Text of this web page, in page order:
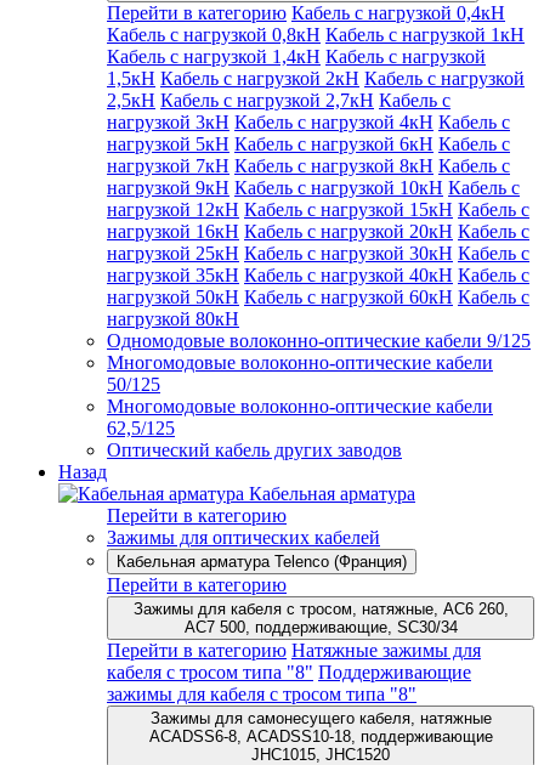
Перейти в категорию Кабель с нагрузкой 0,4кН
Кабель с нагрузкой 0,8кН Кабель с нагрузкой 1кН
Кабель с нагрузкой 1,4кН Кабель с нагрузкой
1,5кН Кабель с нагрузкой 2кН Кабель с нагрузкой
2,5кН Кабель с нагрузкой 2,7кН Кабель с
нагрузкой 3кН Кабель с нагрузкой 4кН Кабель с
нагрузкой 5кН Кабель с нагрузкой 6кН Кабель с
нагрузкой 7кН Кабель с нагрузкой 8кН Кабель с
нагрузкой 9кН Кабель с нагрузкой 10кН Кабель с
нагрузкой 12кН Кабель с нагрузкой 15кН Кабель с
нагрузкой 16кН Кабель с нагрузкой 20кН Кабель с
нагрузкой 25кН Кабель с нагрузкой 30кН Кабель с
нагрузкой 35кН Кабель с нагрузкой 40кН Кабель с
нагрузкой 50кН Кабель с нагрузкой 60кН Кабель с
нагрузкой 80кН
Одномодовые волоконно-оптические кабели 9/125
Многомодовые волоконно-оптические кабели
50/125
Многомодовые волоконно-оптические кабели
62,5/125
Оптический кабель других заводов
Назад
Кабельная арматура
Перейти в категорию
Зажимы для оптических кабелей
Кабельная арматура Telenco (Франция)
Перейти в категорию
Зажимы для кабеля с тросом, натяжные, AC6 260,
AC7 500, поддерживающие, SC30/34
Перейти в категорию Натяжные зажимы для
кабеля с тросом типа "8" Поддерживающие
зажимы для кабеля с тросом типа "8"
Зажимы для самонесущего кабеля, натяжные
ACADSS6-8, ACADSS10-18, поддерживающие
JHC1015, JHC1520